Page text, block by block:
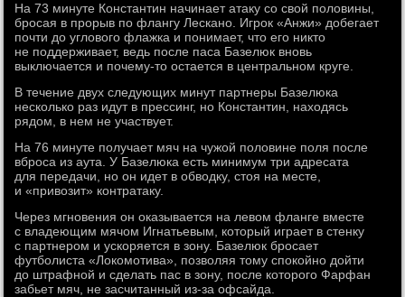
На 73 минуте Константин начинает атаку со свой половины,
бросая в прорыв по флангу Лескано. Игрок «Анжи» добегает
почти до углового флажка и понимает, что его никто
не поддерживает, ведь после паса Базелюк вновь
выключается и почему-то остается в центральном круге.
В течение двух следующих минут партнеры Базелюка
несколько раз идут в прессинг, но Константин, находясь
рядом, в нем не участвует.
На 76 минуте получает мяч на чужой половине поля после
вброса из аута. У Базелюка есть минимум три адресата
для передачи, но он идет в обводку, стоя на месте,
и «привозит» контратаку.
Через мгновения он оказывается на левом фланге вместе
с владеющим мячом Игнатьевым, который играет в стенку
с партнером и ускоряется в зону. Базелюк бросает
футболиста «Локомотива», позволяя тому спокойно дойти
до штрафной и сделать пас в зону, после которого Фарфан
забьет мяч, не засчитанный из-за офсайда.